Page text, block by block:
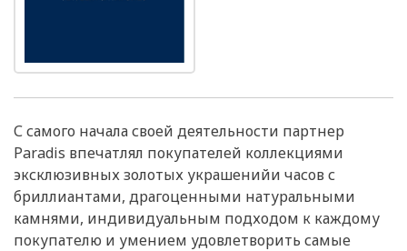
С самого начала своей деятельности партнер
Paradis впечатлял покупателей коллекциями
эксклюзивных золотых украшенийи часов с
бриллиантами, драгоценными натуральными
камнями, индивидуальным подходом к каждому
покупателю и умением удовлетворить самые